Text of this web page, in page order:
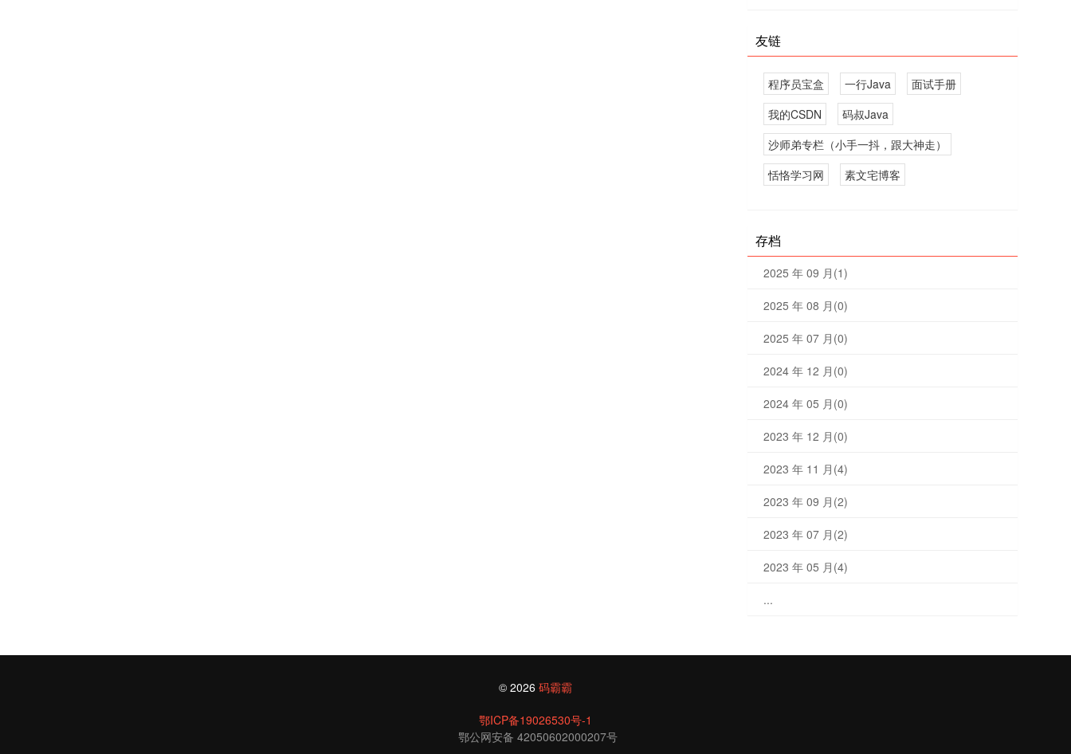
友链
程序员宝盒 一行Java
面试手册
我的CSDN
码叔Java
沙师弟专栏（小手一抖，跟大神走）
恬恪学习网
素文宅博客
存档
2025 年 09 月(1)
2025 年 08 月(0)
2025 年 07 月(0)
2024 年 12 月(0)
2024 年 05 月(0)
2023 年 12 月(0)
2023 年 11 月(4)
2023 年 09 月(2)
2023 年 07 月(2)
2023 年 05 月(4)
...
© 2026 码霸霸
鄂ICP备19026530号-1
鄂公网安备 42050602000207号